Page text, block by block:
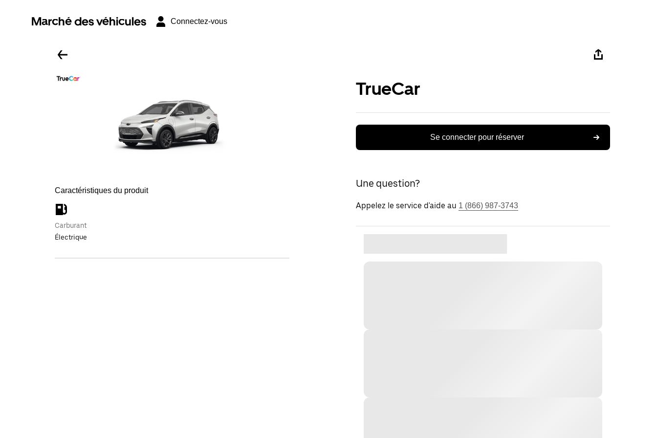
Marché des véhicules Connectez-vous
Caractéristiques du produit
Carburant
Électrique
TrueCar
Se connecter pour réserver
Une question?
Appelez le service d'aide au 1 (866) 987-3743